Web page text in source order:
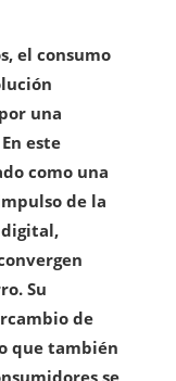
el consumo
una
este
como una
de la
Su
de
que también
se